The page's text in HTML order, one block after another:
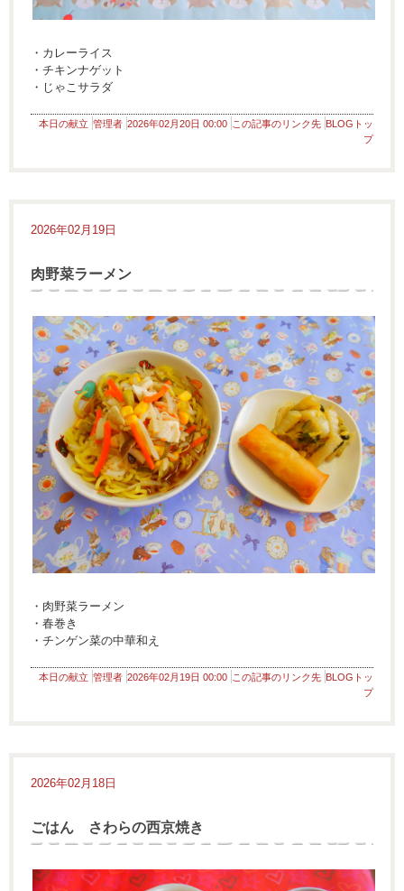
・カレーライス
・チキンナゲット
・じゃこサラダ
本日の献立 管理者 2026年02月20日 00:00 この記事のリンク先 BLOGトッ
プ
2026年02月19日
肉野菜ラーメン
・肉野菜ラーメン
・春巻き
・チンゲン菜の中華和え
本日の献立 管理者 2026年02月19日 00:00 この記事のリンク先 BLOGトッ
プ
2026年02月18日
ごはん さわらの西京焼き